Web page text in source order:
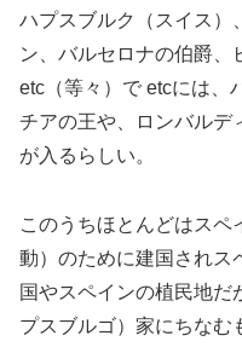
ハプスブルク（スイス）
ン、バルセロナの伯爵
etc（等々）で etcには、
チアの王や、ロンバルデ
が入るらしい。
このうちほとんどはスペ
動）のために建国されス
国やスペインの植民地だ
プスブルゴ）家にちなむ